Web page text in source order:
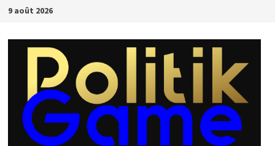
Passer
contenu
9 août 2026